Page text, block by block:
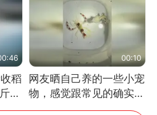
稻
，
00:10
网友晒自己养的一些小宠
物，感觉跟常见的确实有
些不一样